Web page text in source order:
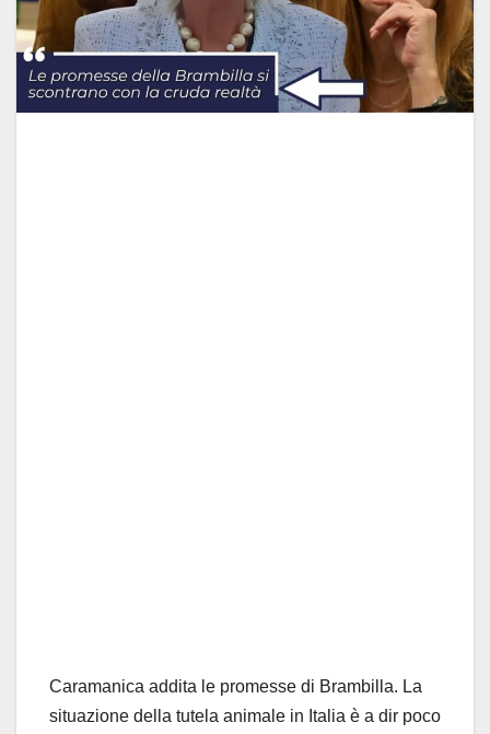
Caramanica addita le promesse di Brambilla. La
situazione della tutela animale in Italia è a dir poco